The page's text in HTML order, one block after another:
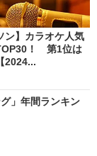
ン】カラオケ人気
！ 第1位は
2024...
」年間ランキン